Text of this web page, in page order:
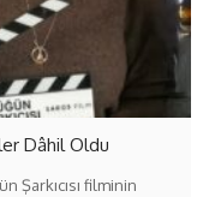
Dâhil Oldu
Şarkıcısı filminin